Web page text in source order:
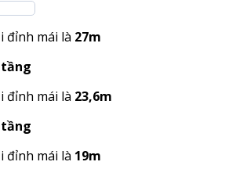
đỉnh mái là 27m
tầng
đỉnh mái là 23,6m
tầng
đỉnh mái là 19m